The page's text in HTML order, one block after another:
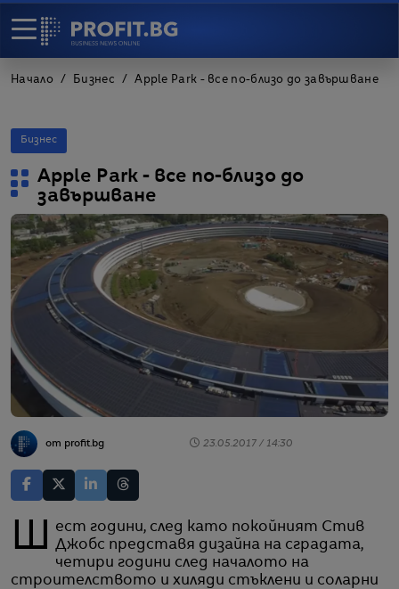
Начало Бизнес Apple Park - все по-близо до завършване
Бизнес
Apple Park - все по-близо до
завършване
от profit.bg 23.05.2017 / 14:30
Шест години, след като покойният Стив Джобс представя дизайна на сградата,
четири години след началото на
строителството и хиляди стъклени и соларни